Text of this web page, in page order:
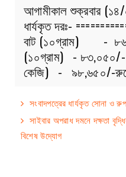
আগামীকাল শুক্রবার
ধার্যকৃত দরঃ-
বাট (১০গ্রাম) -
(১০গ্রাম) -
কেজি) - ৯৮,৬৫০/-
সংবাদপত্রের ধার্যকৃত সোনা ও
সাইবার অপরাধ দমনে দক্ষতা
বিশেষ উদ্যোগ